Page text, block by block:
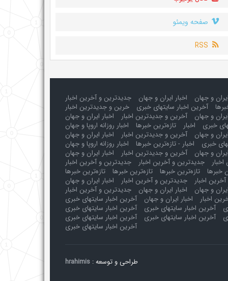
صفحه ویمئو
و جهان اخبار ایران و جهان
جدیدترین و آخرین اخبار
آخرین اخبار سایتهای خبری
خرین و جدیدترین اخبار
و جهان
آخرین و جدیدترین اخبار
اخبار ایران و جهان
خبری
اخبار تازه‌ترین خبرها
اخبار روزانه اروپا و جهان
و جهان
آخرین و جدیدترین اخبار
اخبار ایران و جهان
خبری
اخبار - تازه‌ترین خبرها
اخبار روزانه اروپا و جهان
و جهان
آخرین و جدیدترین اخبار
اخبار ایران و جهان
جدیدترین و آخرین اخبار
جدیدترین و آخرین اخبار
خبرها
تازه‌ترین خبرها تازه‌ترین خبرها
تازه‌ترین خبرها
اخبار
جدیدترین و آخرین اخبار
اخبار ایران و جهان
و جهان
اخبار ایران و جهان
جدیدترین و آخرین اخبار
اخبار
اخبار ایران و جهان
آخرین اخبار سایتهای خبری
آخرین اخبار سایتهای خبری
آخرین اخبار سایتهای خبری
آخرین اخبار سایتهای خبری
آخرین اخبار سایتهای خبری
آخرین اخبار سایتهای خبری
طراحی و توسعه : hrahimis